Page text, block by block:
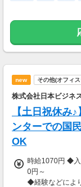
new その他(オフィ
株式会社日本ビジネ
【土日祝休み
ンターでの国
OK
時給1070円 ◆入
0円～
◆経験などによ